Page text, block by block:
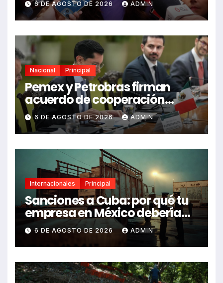
6 DE AGOSTO DE 2026 ADMIN
Nacional Principal
Pemex y Petrobras firman
acuerdo de cooperación
bilateral en Brasilia
6 DE AGOSTO DE 2026 ADMIN
Internacionales Principal
Sanciones a Cuba: por qué tu
empresa en México debería
revisarlas
6 DE AGOSTO DE 2026 ADMIN